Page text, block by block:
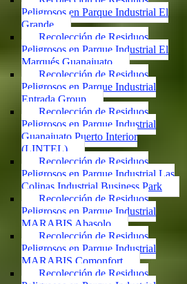
Peligrosos en Parque Industrial El
Grande
Recolección de Residuos
Peligrosos en Parque Industrial El
Marqués Guanajuato
Recolección de Residuos
Peligrosos en Parque Industrial
Entrada Group
Recolección de Residuos
Peligrosos en Parque Industrial
Guanajuato Puerto Interior
(LINTEL)
Recolección de Residuos
Peligrosos en Parque Industrial Las
Colinas Industrial Business Park
Recolección de Residuos
Peligrosos en Parque Industrial
MARABIS Abasolo
Recolección de Residuos
Peligrosos en Parque Industrial
MARABIS Comonfort
Recolección de Residuos